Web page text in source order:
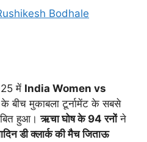
Bodhale
में India Women vs
के बीच मुकाबला टूर्नामेंट के सबसे
हुआ।ऋचा घोष के 94 रनोंने
डी क्लार्क की मैच जिताऊ